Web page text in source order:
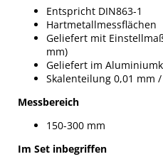
Entspricht DIN863-1
Hartmetallmessflächen
Geliefert mit
mm)
Geliefert im
Skalenteilung 0,01 mm /
Messbereich
150-300 mm
Im Set inbegriffen